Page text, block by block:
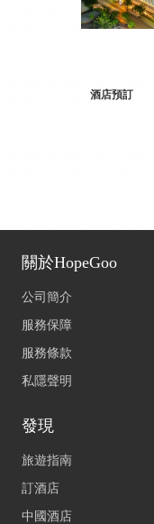
酒店預訂
關於HopeGoo
公司簡介
服務保障
服務條款
私隱聲明
發現
旅遊指南
訂酒店
中國酒店